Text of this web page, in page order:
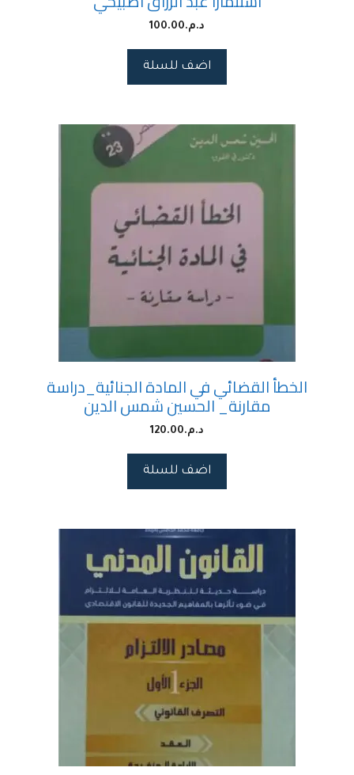
د.م.100.00
اضف للسلة
الخطأ القضائي في المادة الجنائية_دراسة
مقارنة_ الحسين شمس الدين
د.م.120.00
اضف للسلة